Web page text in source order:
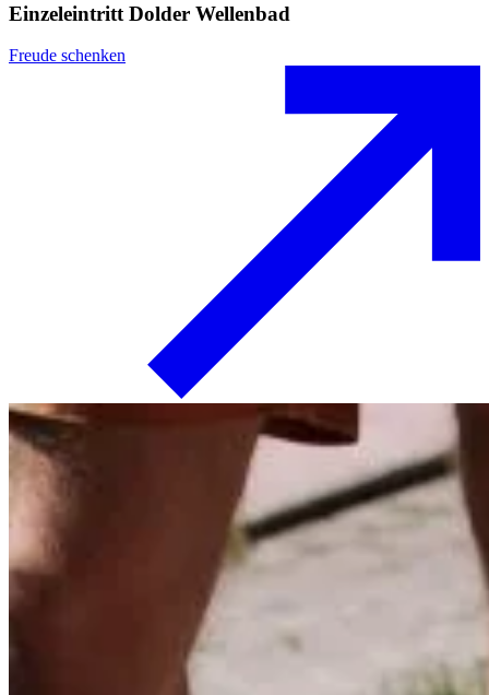
Einzeleintritt Dolder Wellenbad
Freude schenken